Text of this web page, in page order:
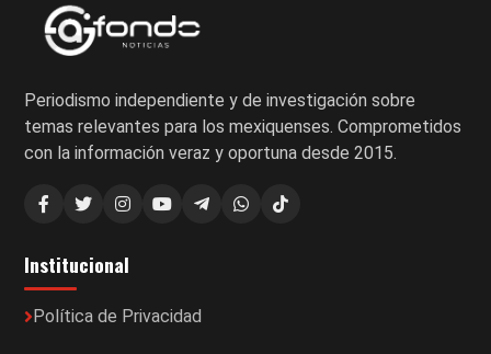
Periodismo independiente y de investigación sobre
temas relevantes para los mexiquenses. Comprometidos
con la información veraz y oportuna desde 2015.
Institucional
Política de Privacidad